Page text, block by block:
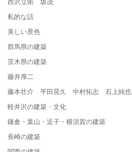
私的な話
美しい景色
群馬県の建築
茨木県の建築
藤井厚二
藤本壮介 平田晃久 中村拓志 石上純也
軽井沢の建築・文化
鎌倉・葉山・逗子・横須賀の建築
長崎の建築